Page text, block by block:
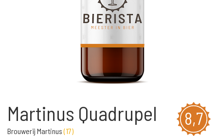
8,7
Martinus Quadrupel
Brouwerij Martinus(17)